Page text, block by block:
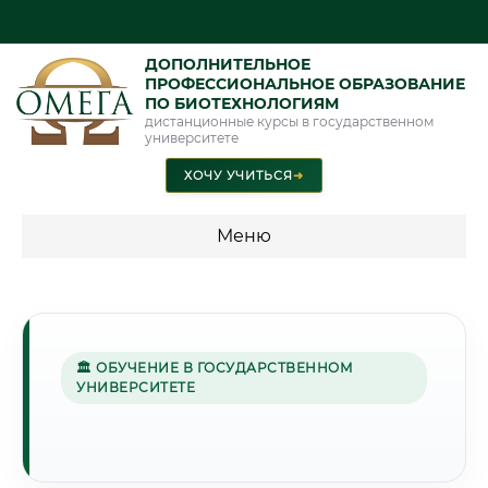
ДОПОЛНИТЕЛЬНОЕ
ПРОФЕССИОНАЛЬНОЕ ОБРАЗОВАНИЕ
ПО БИОТЕХНОЛОГИЯМ
дистанционные курсы в государственном
университете
ХОЧУ УЧИТЬСЯ➜
Меню
🏛 ОБУЧЕНИЕ В ГОСУДАРСТВЕННОМ
УНИВЕРСИТЕТЕ